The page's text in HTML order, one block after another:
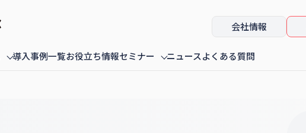
会社情報
導入事例一覧お役立ち情報セミナー ニュースよくある質問